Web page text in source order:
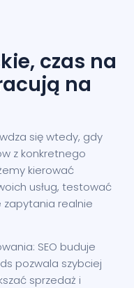
czas na
na
się wtedy, gdy
z konkretnego
kierować
usług, testować
zapytania realnie
SEO buduje
pozwala szybciej
sprzedaż i